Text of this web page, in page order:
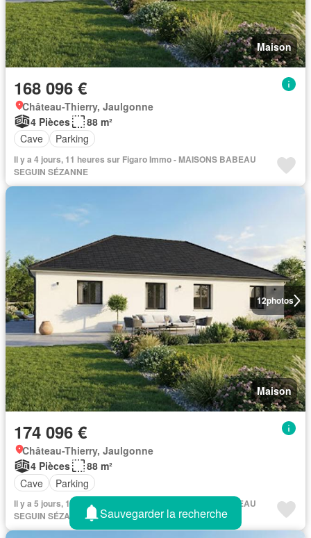
Maison
168 096 €
Château-Thierry, Jaulgonne
4 Pièces
88 m²
Cave
Parking
Il y a 4 jours, 11 heures sur Figaro Immo - MAISONS BABEAU
SEGUIN SÉZANNE
12photos
Maison
174 096 €
Château-Thierry, Jaulgonne
4 Pièces
88 m²
Cave
Parking
Il y a 5 jours, 11 heures sur Figaro Immo - MAISONS BABEAU
SEGUIN SÉZANNE
Sauvegarder la recherche